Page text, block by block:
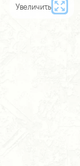
Увеличить